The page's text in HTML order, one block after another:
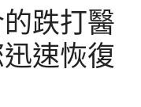
跌打醫
速恢復